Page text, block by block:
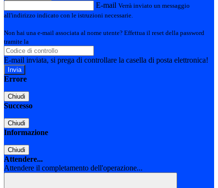
E-mail Verrà inviato un messaggio
all'indirizzo indicato con le istruzioni necessarie.
Non hai una e-mail associata al nome utente? Effettua il reset della password
tramite la
E-mail inviata, si prega di controllare la casella di posta elettronica!
Errore
Chiudi
Successo
Chiudi
Informazione
Chiudi
Attendere...
Attendere il completamento dell'operazione...